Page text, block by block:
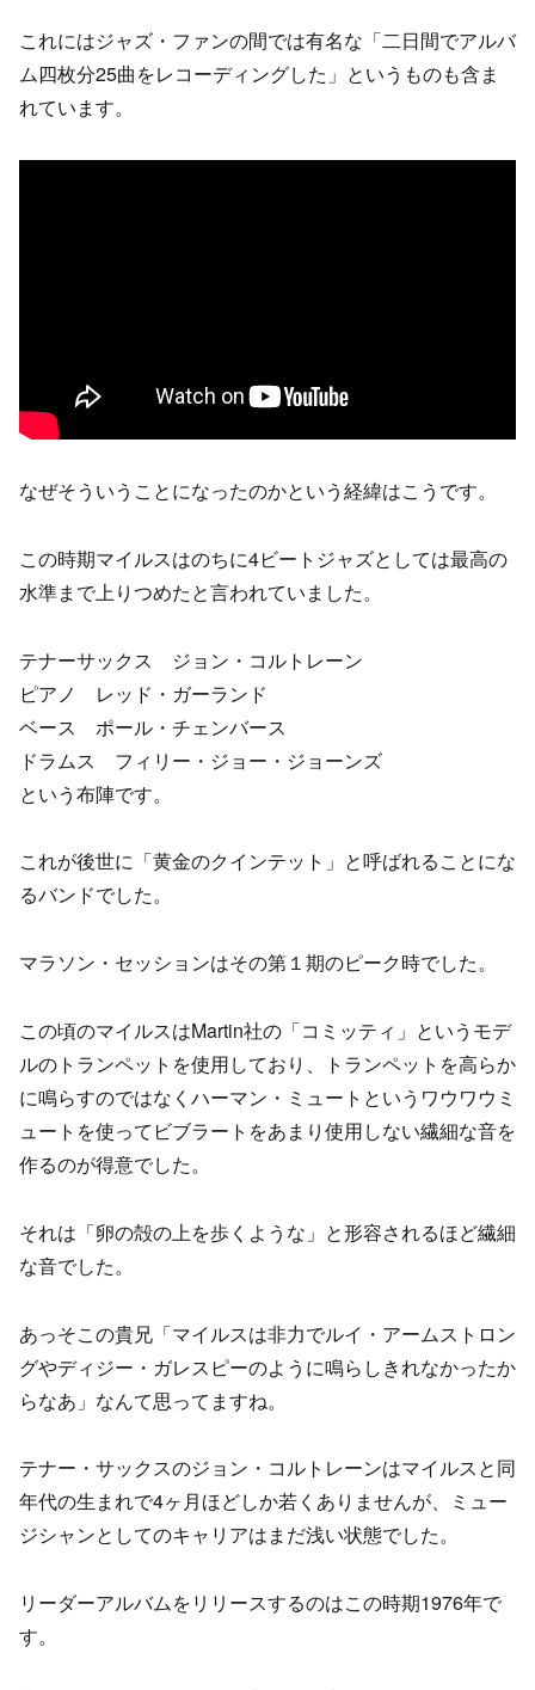
これにはジャズ・ファンの間では有名な「二日間でアルバ
ム四枚分25曲をレコーディングした」というものも含ま
れています。
なぜそういうことになったのかという経緯はこうです。
この時期マイルスはのちに4ビートジャズとしては最高の
水準まで上りつめたと言われていました。
テナーサックス ジョン・コルトレーン
ピアノ レッド・ガーランド
ベース ポール・チェンバース
ドラムス フィリー・ジョー・ジョーンズ
という布陣です。
これが後世に「黄金のクインテット」と呼ばれることにな
るバンドでした。
マラソン・セッションはその第１期のピーク時でした。
この頃のマイルスはMartin社の「コミッティ」というモデ
ルのトランペットを使用しており、トランペットを高らか
に鳴らすのではなくハーマン・ミュートというワウワウミ
ュートを使ってビブラートをあまり使用しない繊細な音を
作るのが得意でした。
それは「卵の殻の上を歩くような」と形容されるほど繊細
な音でした。
あっそこの貴兄「マイルスは非力でルイ・アームストロン
グやディジー・ガレスピーのように鳴らしきれなかったか
らなあ」なんて思ってますね。
テナー・サックスのジョン・コルトレーンはマイルスと同
年代の生まれで4ヶ月ほどしか若くありませんが、ミュー
ジシャンとしてのキャリアはまだ浅い状態でした。
リーダーアルバムをリリースするのはこの時期1976年で
す。